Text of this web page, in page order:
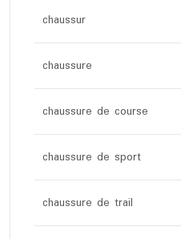
chaussur
chaussure
chaussure de course
chaussure de sport
chaussure de trail